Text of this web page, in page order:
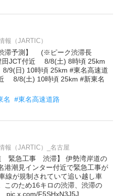
報（JARTIC）
渋滞予測】 (※ピーク渋滞長
田JCT付近 8/8(土) 8時頃 25km
9(日) 10時頃 25km #東名高速道
8/8(土) 10時頃 25km #新東名
名 #東名高速道路
報（JARTIC）_名古屋
緊急工事 渋滞】 伊勢湾岸道の
港潮見インター付近で緊急工事が
線が規制されていて追い越し車
このため16キロの渋滞、渋滞の
pic.x.com/F5SHxN3J5J